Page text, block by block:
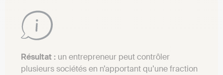
Résultat : un entrepreneur peut contrôler
plusieurs sociétés en n’apportant qu’une fraction